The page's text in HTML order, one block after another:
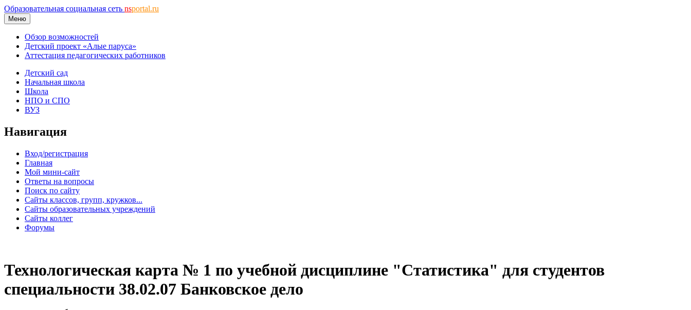
Образовательная социальная сеть nsportal.ru
Меню
Обзор возможностей
Детский проект «Алые паруса»
Аттестация педагогических работников
Детский сад
Начальная школа
Школа
НПО и СПО
ВУЗ
Навигация
Вход/регистрация
Главная
Мой мини-сайт
Ответы на вопросы
Поиск по сайту
Сайты классов, групп, кружков...
Сайты образовательных учреждений
Сайты коллег
Форумы
Технологическая карта № 1 по учебной дисциплине "Статистика" для студентов
специальности 38.02.07 Банковское дело